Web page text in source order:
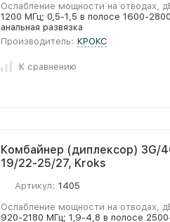
Ослабление мощности на отводах,
1200 МГц; 0,5-1,5 в полосе 1600-
анальная развязка
Производитель: КРОКС
К сравнению
Комбайнер (диплексор) 3G/
19/22-25/27, Kroks
Артикул: 1405
Ослабление мощности на отводах,
920-2180 МГц; 1,9-4,8 в полосе